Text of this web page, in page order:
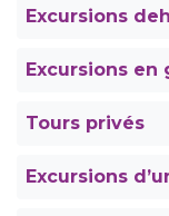
Excursions
Excursions en
Tours privés
Excursions